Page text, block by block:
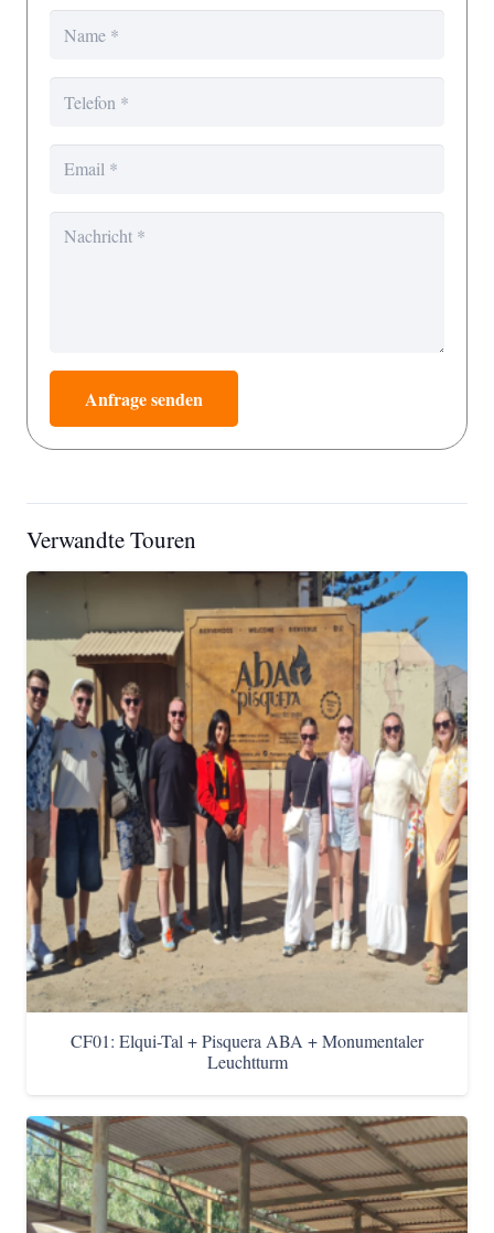
Anfrage senden
Verwandte Touren
CF01: Elqui-Tal + Pisquera ABA + Monumentaler
Leuchtturm